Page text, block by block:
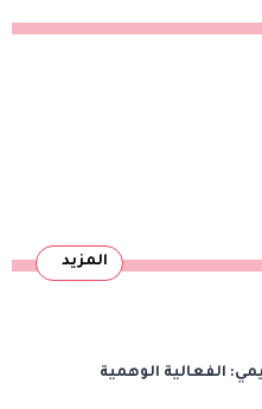
المزيد
الفعالية الوهمية